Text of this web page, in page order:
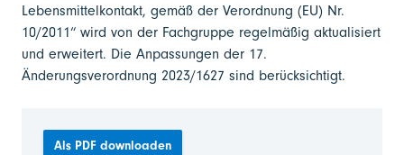
Lebensmittelkontakt, gemäß der Verordnung (EU) Nr.
10/2011“ wird von der Fachgruppe regelmäßig aktualisiert
und erweitert. Die Anpassungen der 17.
Änderungsverordnung 2023/1627 sind berücksichtigt.
Als PDF downloaden